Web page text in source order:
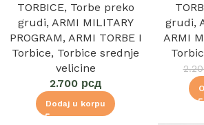
TORBICE, Torbe preko
grudi, ARMI MILITARY
PROGRAM, ARMI TORBE I
Torbice, Torbice srednje
velicine
2.700 рсд
Dodaj u korpu
grudi,
ARMI